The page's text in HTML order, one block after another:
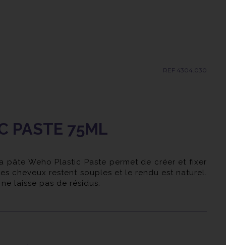
REF 4304.030
PASTE 75ML
pâte Weho Plastic Paste permet de créer et fixer
cheveux restent souples et le rendu est naturel.
laisse pas de résidus.